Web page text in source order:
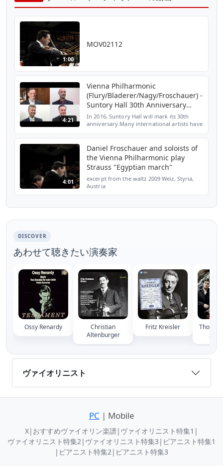
1:00
MOV02112
4:21
Vienna Philharmonic
(Flury/Bladerer/Nagy/Froschauer) -
Suntory Hall 30th Anniversary
Video Messages
In 2016, Suntory Hall will mark its 30th
anniversary.Many international artists have
uploaded to the w...
4:01
Daniel Froschauer and soloists of
the Vienna Philharmonic play
Strauss "Egyptian march"
excerpt from the waltz 2009 Weiz, Styria,
Austria
DISCOVER
あわせて聴きたい演奏家
Ossy Renardy
Christian
Altenburger
Fritz Kreisler
ヴァイオリニスト
PC | Mobile
X| おすすめヴァイオリン楽譜| ヴァイオリニスト特集1 |
ヴァイオリニスト特集2| ヴァイオリニスト特集3 | ピアニスト特集1
| ピアニスト特集2| ピアニスト特集3